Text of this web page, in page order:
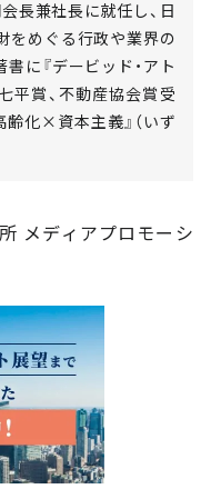
長兼社長に就任し、日
をめぐる行政や業界の
に『デービッド・アト
平賞、不動産協会賞受
化×資本主義』（いず
メディアプロモーシ